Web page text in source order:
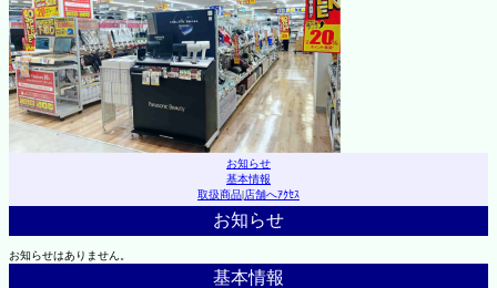
お知らせ
基本情報
取扱商品|店舗へｱｸｾｽ
お知らせ
お知らせはありません。
基本情報